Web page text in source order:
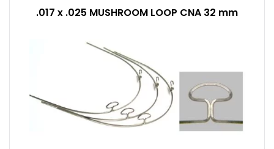
.017 x .025 MUSHROOM LOOP CNA 32 mm